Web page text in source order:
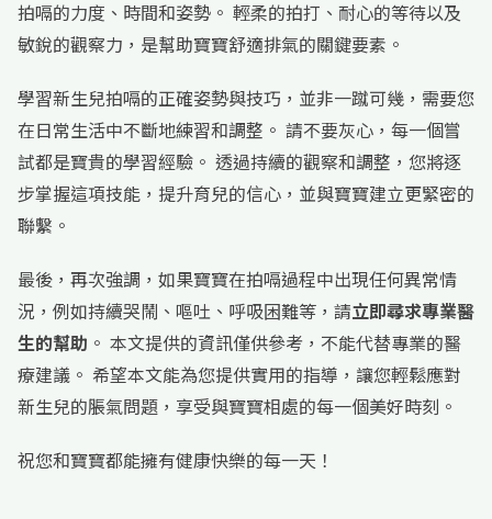
拍嗝的力度、時間和姿勢。 輕柔的拍打、耐心的等待以及
敏銳的觀察力，是幫助寶寶舒適排氣的關鍵要素。
學習新生兒拍嗝的正確姿勢與技巧，並非一蹴可幾，需要您
在日常生活中不斷地練習和調整。 請不要灰心，每一個嘗
試都是寶貴的學習經驗。 透過持續的觀察和調整，您將逐
步掌握這項技能，提升育兒的信心，並與寶寶建立更緊密的
聯繫。
最後，再次強調，如果寶寶在拍嗝過程中出現任何異常情
況，例如持續哭鬧、嘔吐、呼吸困難等，請立即尋求專業醫
生的幫助 。 本文提供的資訊僅供參考，不能代替專業的醫
療建議。 希望本文能為您提供實用的指導，讓您輕鬆應對
新生兒的脹氣問題，享受與寶寶相處的每一個美好時刻。
祝您和寶寶都能擁有健康快樂的每一天！